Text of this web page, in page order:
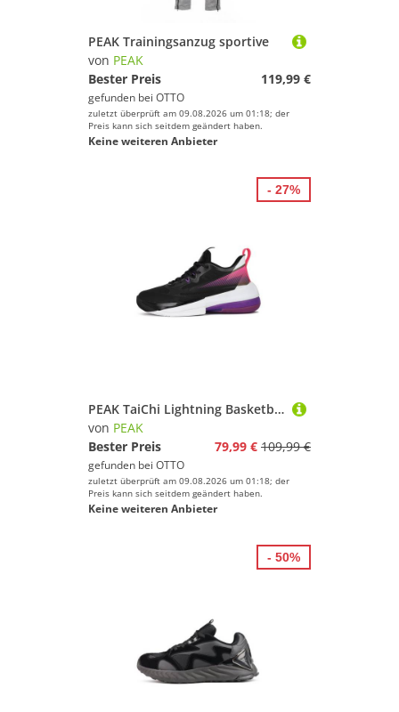
PEAK Trainingsanzug sportive
von PEAK
Bester Preis
119,99 €
gefunden bei OTTO
zuletzt überprüft am 09.08.2026 um 01:18; der
Preis kann sich seitdem geändert haben.
Keine weiteren Anbieter
PEAK TaiChi Lightning Basketballschuh
von PEAK
Bester Preis
79,99 € 109,99 €
gefunden bei OTTO
zuletzt überprüft am 09.08.2026 um 01:18; der
Preis kann sich seitdem geändert haben.
Keine weiteren Anbieter
- 27%
- 50%